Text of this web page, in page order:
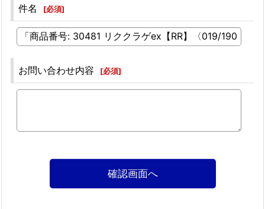
件名 [必須]
お問い合わせ内容 [必須]
確認画面へ